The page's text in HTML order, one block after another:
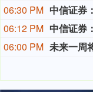
06:30 PM 中信证券
06:12 PM
06:00 PM